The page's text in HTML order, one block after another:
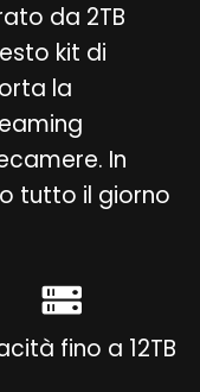
da 2TB
kit di
la
In
tutto il giorno
fino a 12TB